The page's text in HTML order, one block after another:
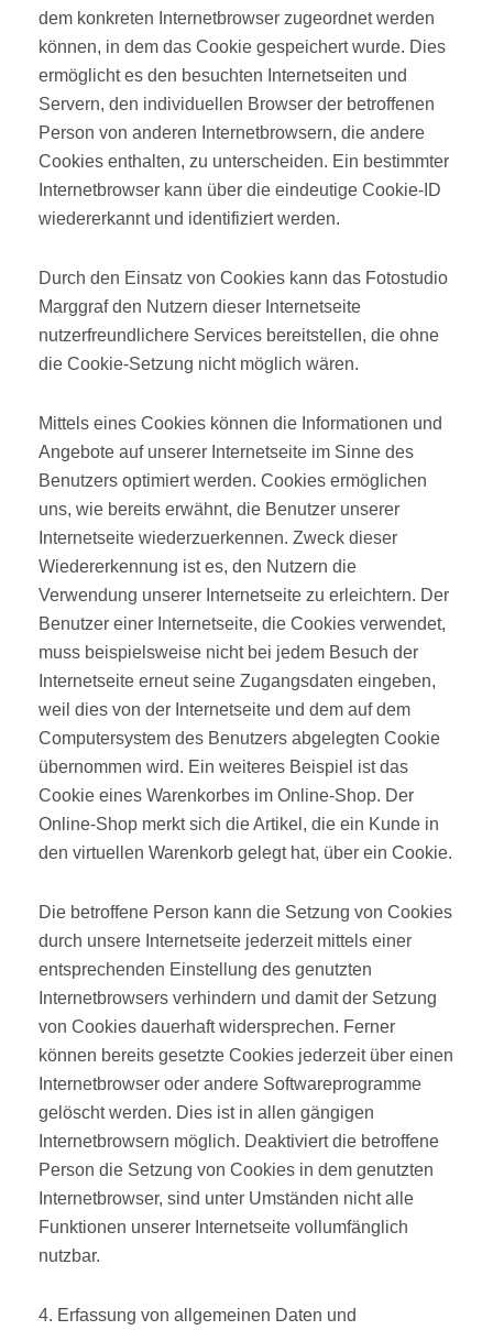
dem konkreten Internetbrowser zugeordnet werden
können, in dem das Cookie gespeichert wurde. Dies
ermöglicht es den besuchten Internetseiten und
Servern, den individuellen Browser der betroffenen
Person von anderen Internetbrowsern, die andere
Cookies enthalten, zu unterscheiden. Ein bestimmter
Internetbrowser kann über die eindeutige Cookie-ID
wiedererkannt und identifiziert werden.
Durch den Einsatz von Cookies kann das Fotostudio
Marggraf den Nutzern dieser Internetseite
nutzerfreundlichere Services bereitstellen, die ohne
die Cookie-Setzung nicht möglich wären.
Mittels eines Cookies können die Informationen und
Angebote auf unserer Internetseite im Sinne des
Benutzers optimiert werden. Cookies ermöglichen
uns, wie bereits erwähnt, die Benutzer unserer
Internetseite wiederzuerkennen. Zweck dieser
Wiedererkennung ist es, den Nutzern die
Verwendung unserer Internetseite zu erleichtern. Der
Benutzer einer Internetseite, die Cookies verwendet,
muss beispielsweise nicht bei jedem Besuch der
Internetseite erneut seine Zugangsdaten eingeben,
weil dies von der Internetseite und dem auf dem
Computersystem des Benutzers abgelegten Cookie
übernommen wird. Ein weiteres Beispiel ist das
Cookie eines Warenkorbes im Online-Shop. Der
Online-Shop merkt sich die Artikel, die ein Kunde in
den virtuellen Warenkorb gelegt hat, über ein Cookie.
Die betroffene Person kann die Setzung von Cookies
durch unsere Internetseite jederzeit mittels einer
entsprechenden Einstellung des genutzten
Internetbrowsers verhindern und damit der Setzung
von Cookies dauerhaft widersprechen. Ferner
können bereits gesetzte Cookies jederzeit über einen
Internetbrowser oder andere Softwareprogramme
gelöscht werden. Dies ist in allen gängigen
Internetbrowsern möglich. Deaktiviert die betroffene
Person die Setzung von Cookies in dem genutzten
Internetbrowser, sind unter Umständen nicht alle
Funktionen unserer Internetseite vollumfänglich
nutzbar.
4. Erfassung von allgemeinen Daten und